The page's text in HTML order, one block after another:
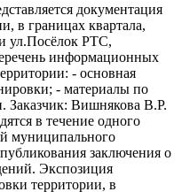
документация
в границах квартала,
ул.Посёлок РТС,
информационных
- основная
- материалы по
Заказчик: Вишнякова В.Р.
в течение одного
муниципального
заключения о
Экспозиция
территории, в